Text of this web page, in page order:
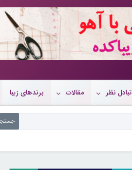
10722666
تبادل نظر مقالات برندهای زیبا